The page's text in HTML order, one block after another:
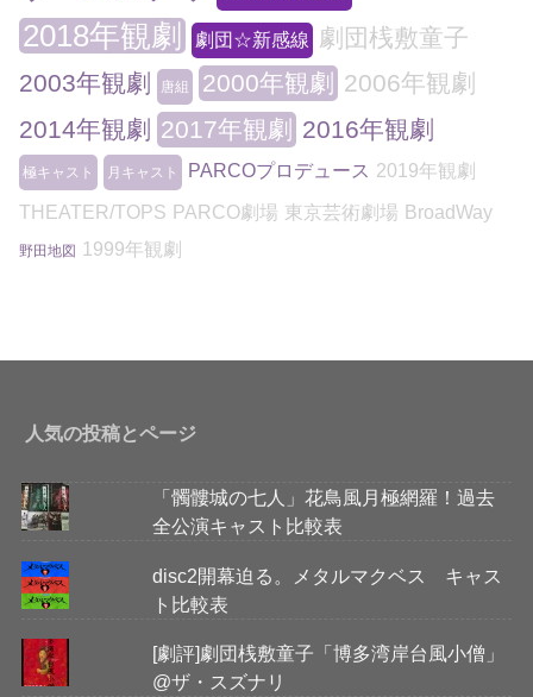
2018年観劇 劇団☆新感線
劇団桟敷童子
2003年観劇
唐組 2000年観劇
2006年観劇
2014年観劇 2017年観劇 2016年観劇
極キャスト 月キャスト PARCOプロデュース 2019年観劇
THEATER/TOPS PARCO劇場 東京芸術劇場 BroadWay
野田地図 1999年観劇
人気の投稿とページ
「髑髏城の七人」花鳥風月極網羅！過去
全公演キャスト比較表
disc2開幕迫る。メタルマクベス キャス
ト比較表
[劇評]劇団桟敷童子「博多湾岸台風小僧」
@ザ・スズナリ